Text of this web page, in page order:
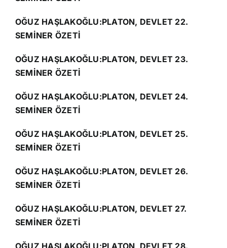
OĞUZ HAŞLAKOĞLU:PLATON, DEVLET 22.
SEMİNER ÖZETİ
OĞUZ HAŞLAKOĞLU:PLATON, DEVLET 23.
SEMİNER ÖZETİ
OĞUZ HAŞLAKOĞLU:PLATON, DEVLET 24.
SEMİNER ÖZETİ
OĞUZ HAŞLAKOĞLU:PLATON, DEVLET 25.
SEMİNER ÖZETİ
OĞUZ HAŞLAKOĞLU:PLATON, DEVLET 26.
SEMİNER ÖZETİ
OĞUZ HAŞLAKOĞLU:PLATON, DEVLET 27.
SEMİNER ÖZETİ